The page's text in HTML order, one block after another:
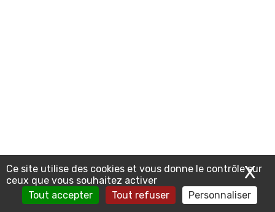
Ce site utilise des cookies et vous donne le contrôle sur
ceux que vous souhaitez activer
Tout accepter
Tout refuser Personnaliser
X